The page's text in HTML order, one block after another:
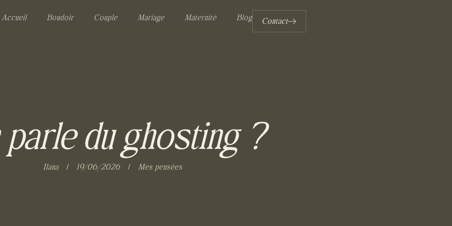
Accueil Boudoir Couple Mariage Maternité Blog Contact
du ghosting ?
Ilana / 19/06/2026 / Mes pensées